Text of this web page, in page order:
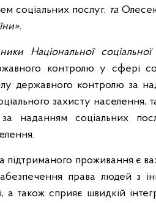
соціальних послуг, та
Національної
контролю у сфері
державного контролю за
захисту населення,
наданням соціальних
підтриманого проживання є
права людей з
також сприяє швидкій